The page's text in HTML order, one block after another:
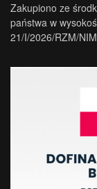
Zakupiono ze
państwa w
21/I/2026/RZM/